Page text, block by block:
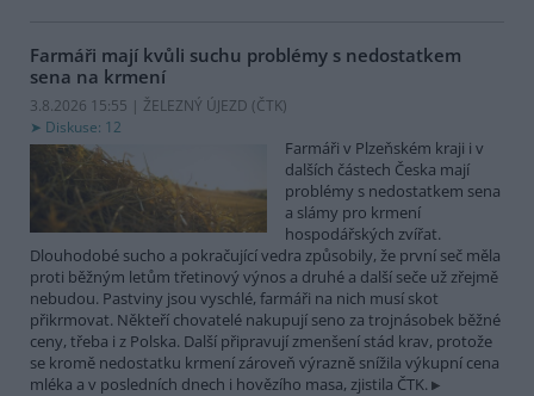
Farmáři mají kvůli suchu problémy s nedostatkem
sena na krmení
3.8.2026 15:55 | ŽELEZNÝ ÚJEZD (ČTK)
Diskuse: 12
Farmáři v Plzeňském kraji i v
dalších částech Česka mají
problémy s nedostatkem sena
a slámy pro krmení
hospodářských zvířat.
Dlouhodobé sucho a pokračující vedra způsobily, že první seč měla
proti běžným letům třetinový výnos a druhé a další seče už zřejmě
nebudou. Pastviny jsou vyschlé, farmáři na nich musí skot
přikrmovat. Někteří chovatelé nakupují seno za trojnásobek běžné
ceny, třeba i z Polska. Další připravují zmenšení stád krav, protože
se kromě nedostatku krmení zároveň výrazně snížila výkupní cena
mléka a v posledních dnech i hovězího masa, zjistila ČTK.